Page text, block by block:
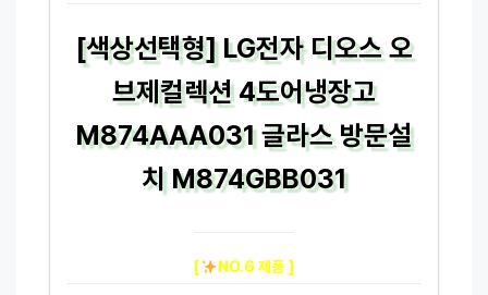
[색상선택형] LG전자 디오스 오
브제컬렉션 4도어냉장고
M874AAA031 글라스 방문설
치 M874GBB031
[ NO.6 제품 ]